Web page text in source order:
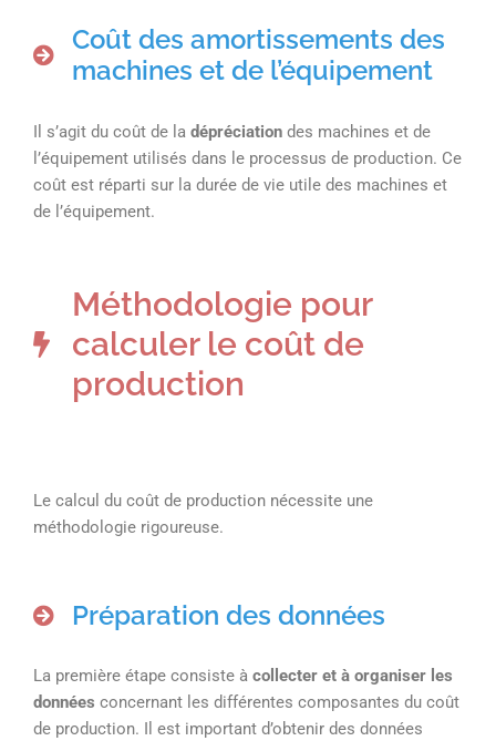
Coût des amortissements des
machines et de l’équipement
Il s’agit du coût de la dépréciation des machines et de
l’équipement utilisés dans le processus de production. Ce
coût est réparti sur la durée de vie utile des machines et
de l’équipement.
Méthodologie pour
calculer le coût de
production
Le calcul du coût de production nécessite une
méthodologie rigoureuse.
Préparation des données
La première étape consiste à collecter et à organiser les
données concernant les différentes composantes du coût
de production. Il est important d’obtenir des données